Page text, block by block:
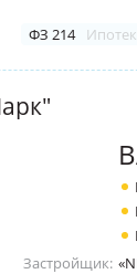
ФЗ 214
Застройщик: